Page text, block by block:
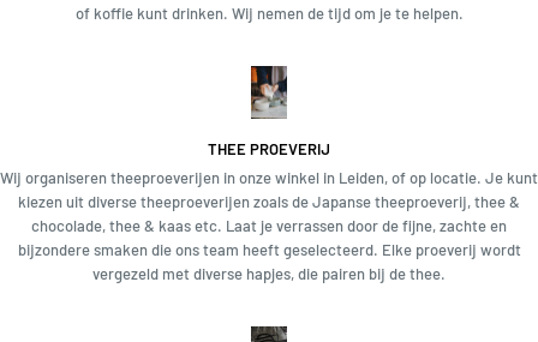
of koffie kunt drinken. Wij nemen de tijd om je te helpen.
THEE PROEVERIJ
Wij organiseren theeproeverijen in onze winkel in Leiden, of op locatie. Je kunt
kiezen uit diverse theeproeverijen zoals de Japanse theeproeverij, thee &
chocolade, thee & kaas etc. Laat je verrassen door de fijne, zachte en
bijzondere smaken die ons team heeft geselecteerd. Elke proeverij wordt
vergezeld met diverse hapjes, die pairen bij de thee.